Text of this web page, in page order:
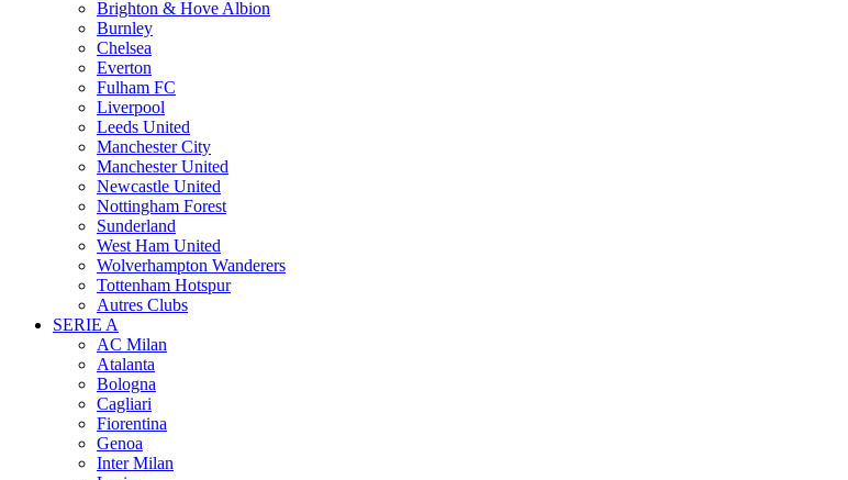
Brighton & Hove Albion
Burnley
Chelsea
Everton
Fulham FC
Liverpool
Leeds United
Manchester City
Manchester United
Newcastle United
Nottingham Forest
Sunderland
West Ham United
Wolverhampton Wanderers
Tottenham Hotspur
Autres Clubs
SERIE A
AC Milan
Atalanta
Bologna
Cagliari
Fiorentina
Genoa
Inter Milan